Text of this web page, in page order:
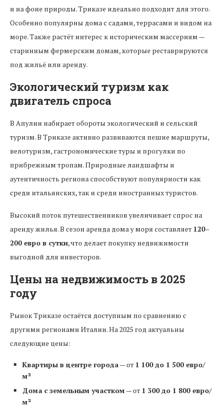
и на фоне природы. Триказе идеально подходит для этого.
Особенно популярны дома с садами, террасами и видом на
море. Также растёт интерес к историческим массериям —
старинным фермерским домам, которые реставрируются
под жильё или аренду.
Экологический туризм как
двигатель спроса
В Апулии набирает обороты экологический и сельский
туризм. В Триказе активно развиваются пешие маршруты,
велотуризм, гастрономические туры и прогулки по
прибрежным тропам. Природные ландшафты и
аутентичность региона способствуют популярности как
среди итальянских, так и среди иностранных туристов.
Высокий поток путешественников увеличивает спрос на
аренду жилья. В сезон аренда дома у моря составляет 120–
200 евро в сутки, что делает покупку недвижимости
выгодной для инвесторов.
Цены на недвижимость в 2025
году
Рынок Триказе остаётся доступным по сравнению с
другими регионами Италии. На 2025 год актуальны
следующие цены:
Квартиры в центре города— от 1 100 до 1 500 евро/
м²
Дома с земельным участком— от 1 300 до 1 800 евро/
м²